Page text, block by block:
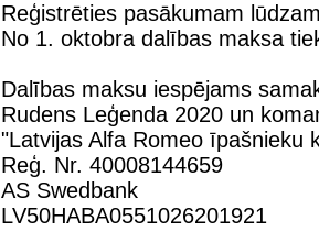
Reģistrēties pasākumam
No 1. oktobra dalības maksa
Dalības maksu iespējams
Rudens Leģenda 2020 un
"Latvijas Alfa Romeo īpašnieku
Reģ. Nr. 40008144659
AS Swedbank
LV50HABA0551026201921